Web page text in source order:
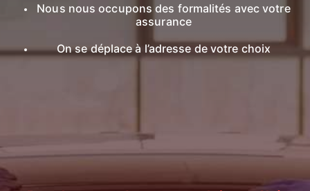
Nous nous occupons des formalités avec votre
assurance
On se déplace à l’adresse de votre choix